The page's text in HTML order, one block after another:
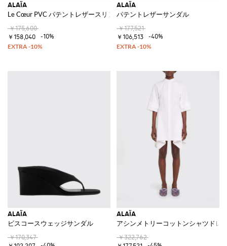
ALAÏA
Le Cœur PVC パテントレザースリングバック
￥175,600
￥158,040
-10%
ALAÏA
パテントレザーサンダル
￥177,521
￥106,513
-40%
ALAÏA
ビスコースウェッジサンダル
￥170,347
ALAÏA
アシンメトリーコットンシャツドレ
￥322,762